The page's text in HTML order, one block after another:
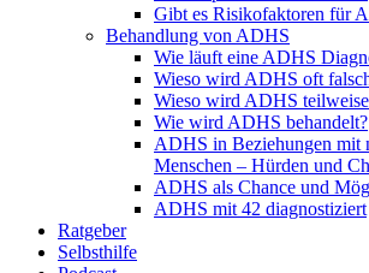
Gibt es Risikofaktoren für
Behandlung von ADHS
Wie läuft eine ADHS
Wieso wird ADHS oft
Wieso wird ADHS teilweise
Wie wird ADHS behandelt?
ADHS in Beziehungen mit
Menschen – Hürden und
ADHS als Chance und
ADHS mit 42 diagnostiziert
Ratgeber
Selbsthilfe